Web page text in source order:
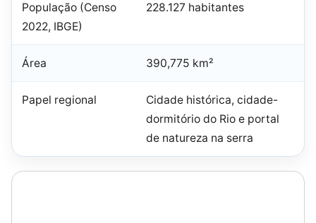
População (Censo
2022, IBGE)
228.127 habitantes
Área 390,775 km²
Papel regional
Cidade histórica, cidade-
dormitório do Rio e portal
de natureza na serra